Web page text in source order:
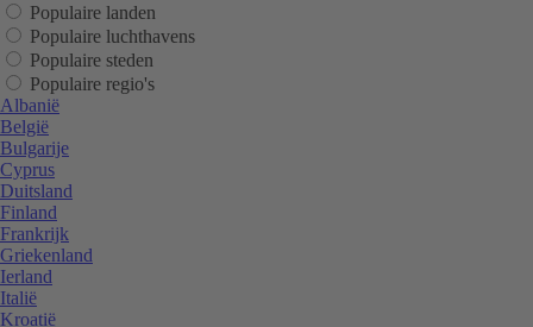
Populaire landen
Populaire luchthavens
Populaire steden
Populaire regio's
Albanië
België
Bulgarije
Cyprus
Duitsland
Finland
Frankrijk
Griekenland
Ierland
Italië
Kroatië